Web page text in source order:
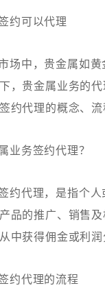
约可以代理
场中，贵金属如
，贵金属业务的
约代理的概念、流
业务签约代理？
约代理，是指个
品的推广、销售
中获得佣金或利润
约代理的流程